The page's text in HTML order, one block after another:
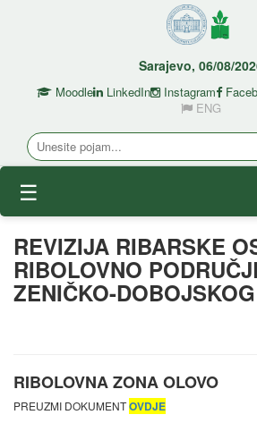
Sarajevo, 06/08/
Moodle LinkedIn Instagram
ENG
☰
REVIZIJA RIBARSKE
RIBOLOVNO
ZENIČKO-
RIBOLOVNA ZONA OLOVO
PREUZMI DOKUMENTOVDJE